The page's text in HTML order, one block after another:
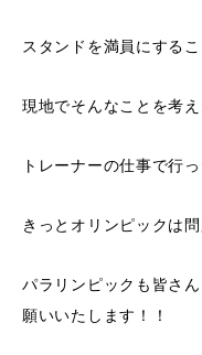
スタンドを満員にする
現地でそんなことを考
トレーナーの仕事で行
きっとオリンピックは問
パラリンピックも皆さ
願いいたします！！